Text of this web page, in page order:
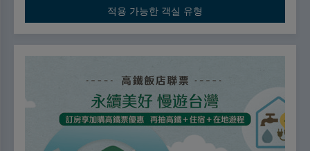
적용 가능한 객실 유형